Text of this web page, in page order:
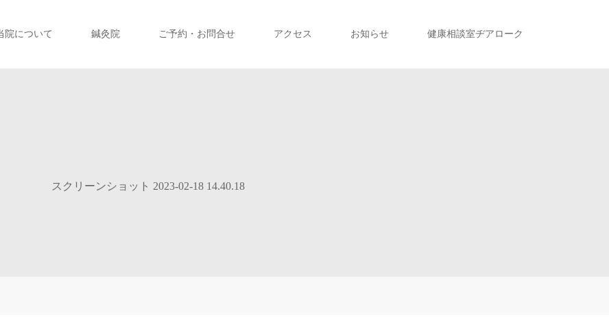
院について 鍼灸院 ご予約・お問合せ アクセス お知らせ 健康相談室ヂアローク
スクリーンショット 2023-02-18 14.40.18